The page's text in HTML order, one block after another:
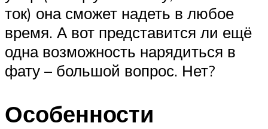
ток) она сможет надеть в любое
время. А вот представится ли ещё
одна возможность нарядиться в
фату – большой вопрос. Нет?
Особенности